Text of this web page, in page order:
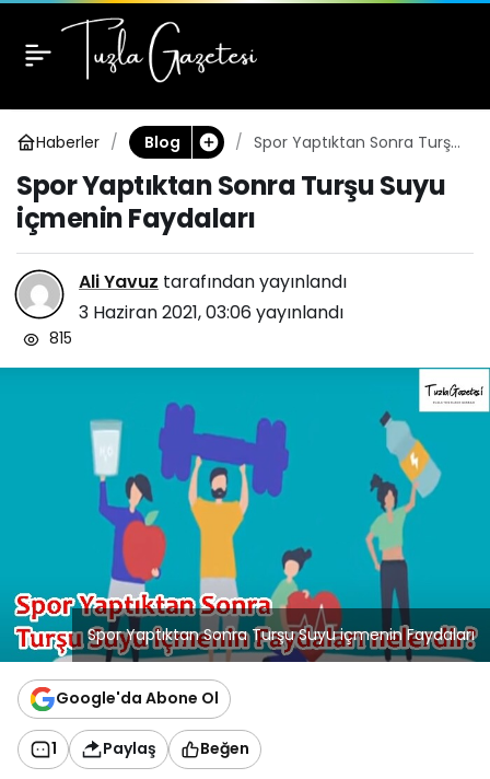
Haberler Blog
Spor Yaptıktan Sonra Turşu
Spor Yaptıktan Sonra Turşu Suyu
içmenin Faydaları
Ali Yavuz tarafından yayınlandı
3 Haziran 2021, 03:06yayınlandı
815
Spor Yaptıktan Sonra Turşu Suyu içmenin Faydaları
Google'da Abone Ol
1 Paylaş Beğen
Spor Yaptıktan Sonra
Turşu Suyu içmenin
Faydaları